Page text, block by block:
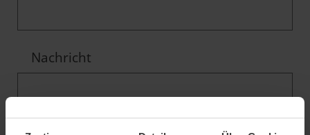
Nachricht